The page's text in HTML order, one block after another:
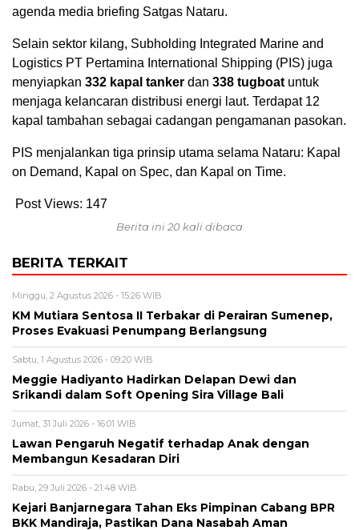
agenda media briefing Satgas Nataru.
Selain sektor kilang, Subholding Integrated Marine and
Logistics PT Pertamina International Shipping (PIS) juga
menyiapkan 332 kapal tanker dan 338 tugboat untuk
menjaga kelancaran distribusi energi laut. Terdapat 12
kapal tambahan sebagai cadangan pengamanan pasokan.
PIS menjalankan tiga prinsip utama selama Nataru: Kapal
on Demand, Kapal on Spec, dan Kapal on Time.
Post Views: 147
Berita ini 20 kali dibaca
BERITA TERKAIT
Minggu, 2 Agustus 2026 - 15:26 WIB
KM Mutiara Sentosa II Terbakar di Perairan Sumenep,
Proses Evakuasi Penumpang Berlangsung
Sabtu, 1 Agustus 2026 - 09:20 WIB
Meggie Hadiyanto Hadirkan Delapan Dewi dan
Srikandi dalam Soft Opening Sira Village Bali
Jumat, 31 Juli 2026 - 16:01 WIB
Lawan Pengaruh Negatif terhadap Anak dengan
Membangun Kesadaran Diri
Rabu, 29 Juli 2026 - 21:48 WIB
Kejari Banjarnegara Tahan Eks Pimpinan Cabang BPR
BKK Mandiraja, Pastikan Dana Nasabah Aman